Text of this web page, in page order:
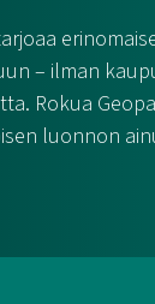
– ilman
Rokua
luonnon